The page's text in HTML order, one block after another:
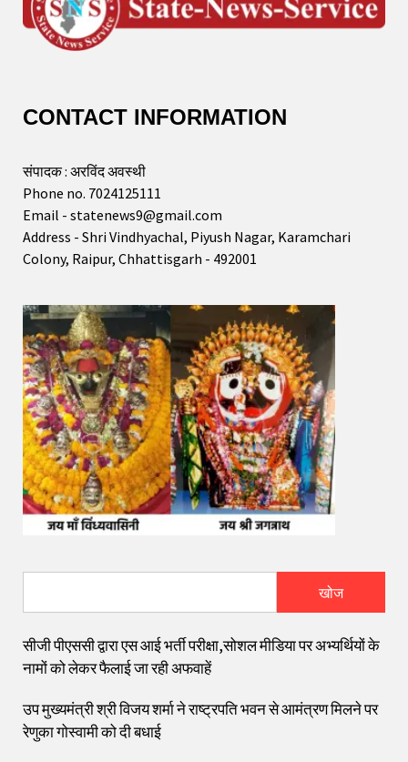
CONTACT INFORMATION
संपादक : अरविंद अवस्थी
Phone no. 7024125111
Email - statenews9@gmail.com
Address - Shri Vindhyachal, Piyush Nagar, Karamchari
Colony, Raipur, Chhattisgarh - 492001
खोज
सीजी पीएससी द्वारा एस आई भर्ती परीक्षा,सोशल मीडिया पर अभ्यर्थियों के
नामों को लेकर फैलाई जा रही अफवाहें
उप मुख्यमंत्री श्री विजय शर्मा ने राष्ट्रपति भवन से आमंत्रण मिलने पर
रेणुका गोस्वामी को दी बधाई